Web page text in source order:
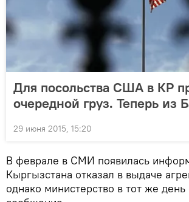
Для посольства США в КР
очередной груз. Теперь из
29 июня 2015, 15:20
В феврале в СМИ появилась
Кыргызстана отказал в выдаче
однако министерство в тот же день